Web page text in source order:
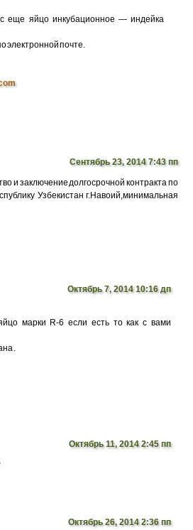
еще яйцо инкубационное — индейка
электронной почте.
Сентябрь 23, 2014 7:43 пп
и заключение долгосрочной контракта по
Узбекистан г.Навоий,минимальная
Октябрь 7, 2014 10:16 дп
марки R-6 если есть то как с вами
.
Октябрь 11, 2014 2:45 пп
Октябрь 26, 2014 2:36 пп